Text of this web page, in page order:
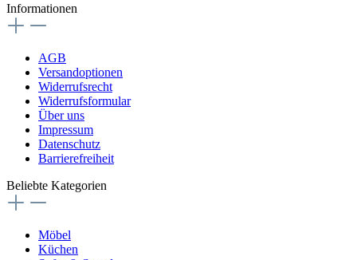
Informationen
AGB
Versandoptionen
Widerrufsrecht
Widerrufsformular
Über uns
Impressum
Datenschutz
Barrierefreiheit
Beliebte Kategorien
Möbel
Küchen